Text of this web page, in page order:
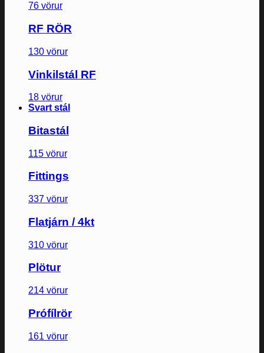
76 vörur
RF RÖR
130 vörur
Vinkilstál RF
18 vörur
Svart stál
Bitastál
115 vörur
Fittings
337 vörur
Flatjárn / 4kt
310 vörur
Plötur
214 vörur
Prófílrör
161 vörur